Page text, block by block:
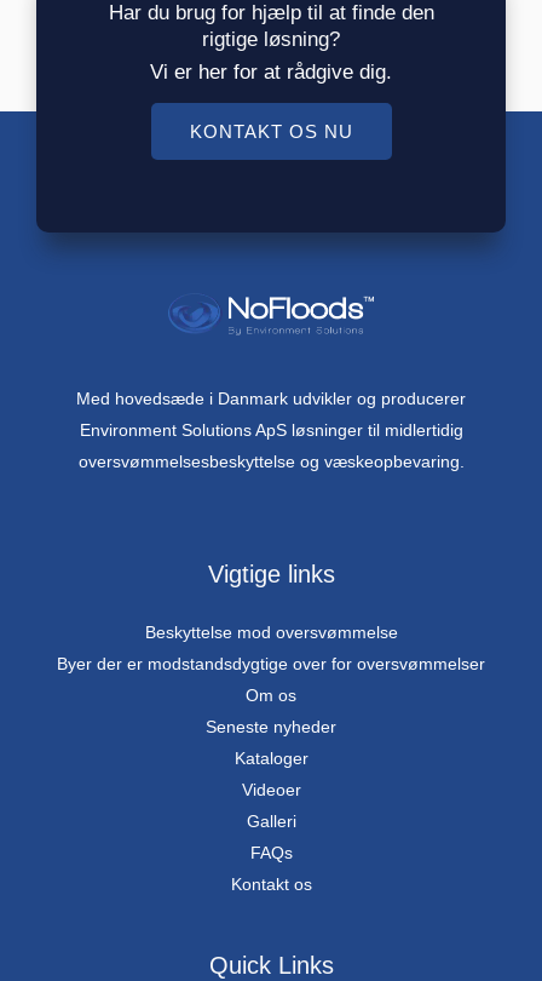
Har du brug for hjælp til at finde den
rigtige løsning?
Vi er her for at rådgive dig.
KONTAKT OS NU
Med hovedsæde i Danmark udvikler og producerer
Environment Solutions ApS løsninger til midlertidig
oversvømmelsesbeskyttelse og væskeopbevaring.
Vigtige links
Beskyttelse mod oversvømmelse
Byer der er modstandsdygtige over for oversvømmelser
Om os
Seneste nyheder
Kataloger
Videoer
Galleri
FAQs
Kontakt os
Quick Links